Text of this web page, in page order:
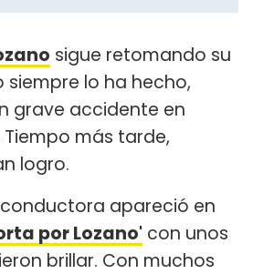
sigue retomando su
lo ha hecho,
grave accidente en
más tarde,
logro.
apareció en
por Lozano' con unos
brillar. Con muchos